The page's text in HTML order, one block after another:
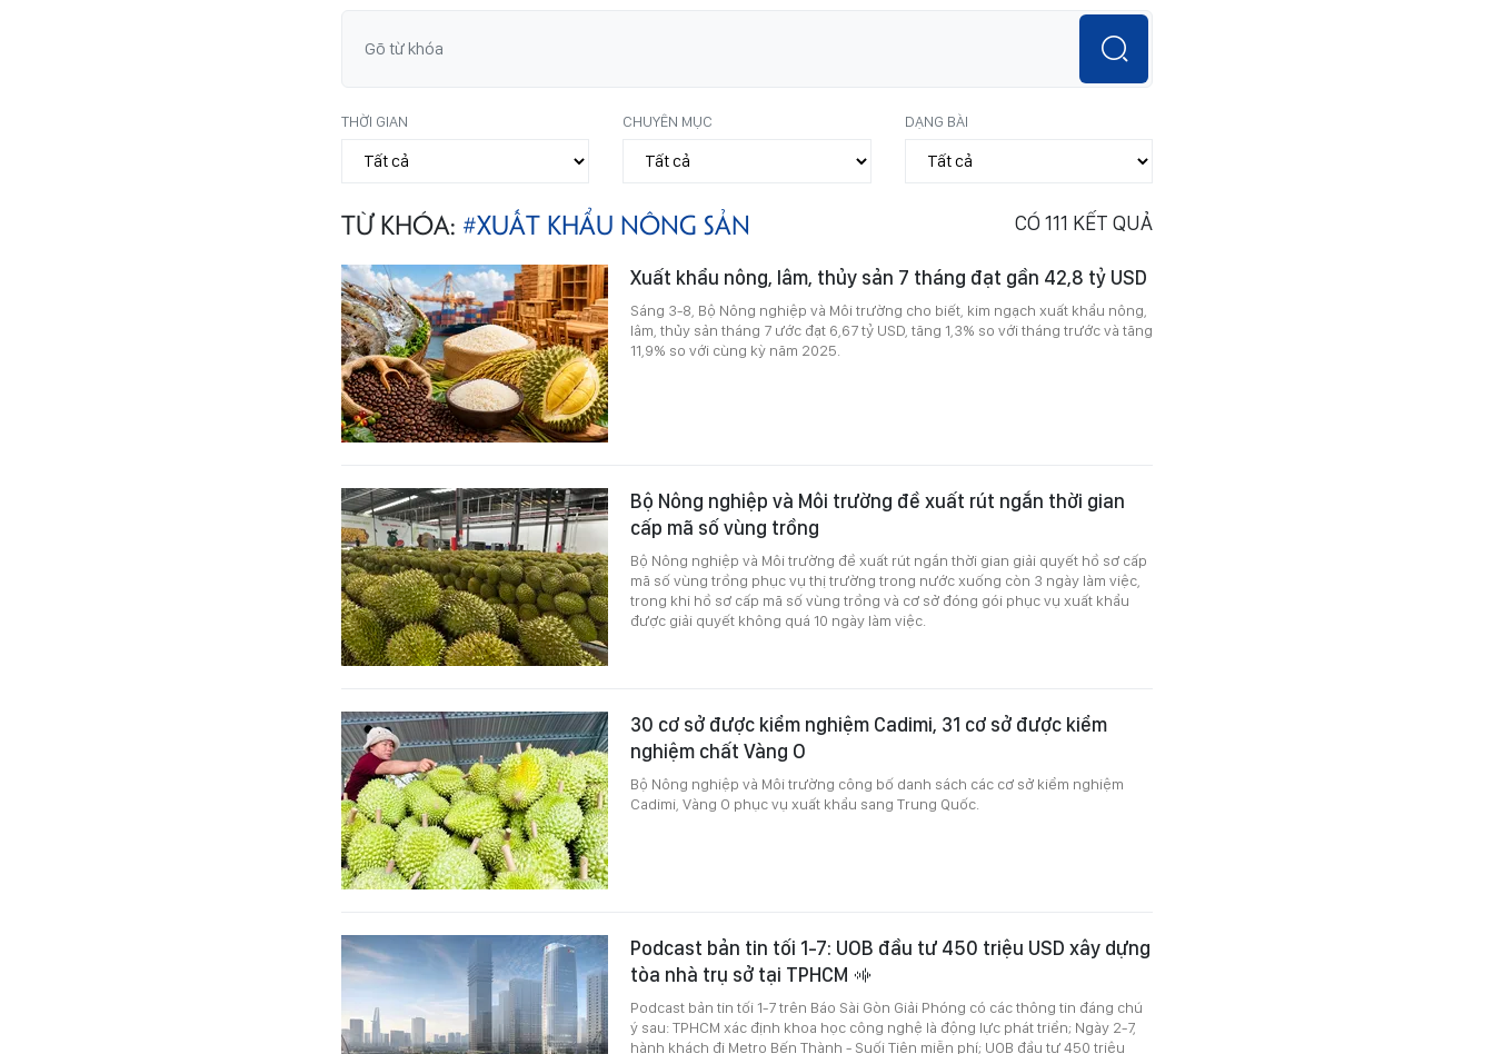
THỜI GIAN CHUYÊN MỤC DẠNG BÀI
TỪ KHÓA: #XUẤT KHẨU NÔNG SẢN CÓ 111 KẾT QUẢ
Xuất khẩu nông, lâm, thủy sản 7 tháng đạt gần 42,8 tỷ USD
Sáng 3-8, Bộ Nông nghiệp và Môi trường cho biết, kim ngạch xuất khẩu nông,
lâm, thủy sản tháng 7 ước đạt 6,67 tỷ USD, tăng 1,3% so với tháng trước và tăng
11,9% so với cùng kỳ năm 2025.
Bộ Nông nghiệp và Môi trường đề xuất rút ngắn thời gian
cấp mã số vùng trồng
Bộ Nông nghiệp và Môi trường đề xuất rút ngắn thời gian giải quyết hồ sơ cấp
mã số vùng trồng phục vụ thị trường trong nước xuống còn 3 ngày làm việc,
trong khi hồ sơ cấp mã số vùng trồng và cơ sở đóng gói phục vụ xuất khẩu
được giải quyết không quá 10 ngày làm việc.
30 cơ sở được kiểm nghiệm Cadimi, 31 cơ sở được kiểm
nghiệm chất Vàng O
Bộ Nông nghiệp và Môi trường công bố danh sách các cơ sở kiểm nghiệm
Cadimi, Vàng O phục vụ xuất khẩu sang Trung Quốc.
Podcast bản tin tối 1-7: UOB đầu tư 450 triệu USD xây dựng
tòa nhà trụ sở tại TPHCM
Podcast bản tin tối 1-7 trên Báo Sài Gòn Giải Phóng có các thông tin đáng chú
ý sau: TPHCM xác định khoa học công nghệ là động lực phát triển; Ngày 2-7,
hành khách đi Metro Bến Thành - Suối Tiên miễn phí; UOB đầu tư 450 triệu